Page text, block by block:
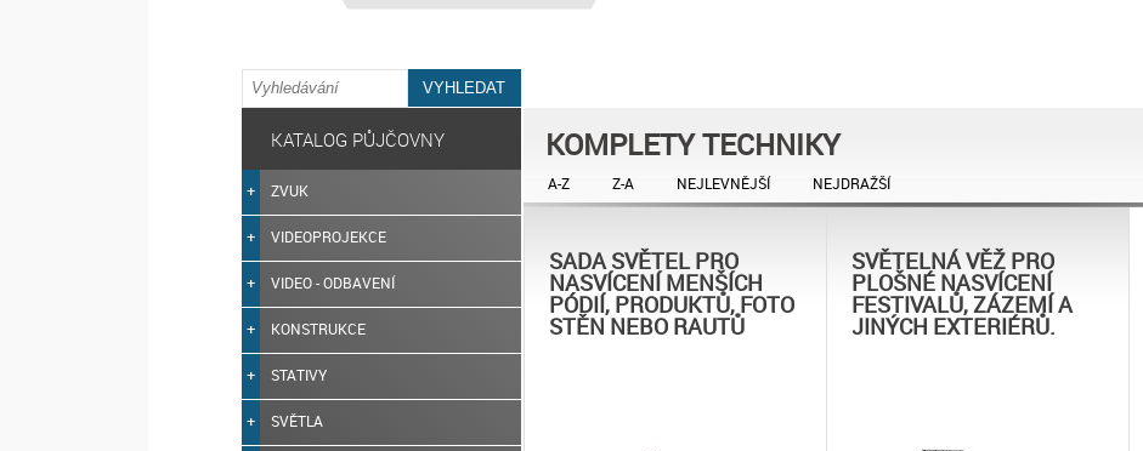
KATALOG PŮJČOVNY
ZVUK
VIDEOPROJEKCE
VIDEO - ODBAVENÍ
KONSTRUKCE
STATIVY
SVĚTLA
KOMPLETY TECHNIKY
A-Z Z-A NEJLEVNĚJŠÍ NEJDRAŽŠÍ
SADA SVĚTEL PRO
NASVÍCENÍ MENŠÍCH
PÓDIÍ, PRODUKTŮ, FOTO
STĚN NEBO RAUTŮ
SVĚTELNÁ VĚŽ PRO
PLOŠNÉ NASVÍCENÍ
FESTIVALŮ, ZÁZEMÍ A
JINÝCH EXTERIÉRŮ.